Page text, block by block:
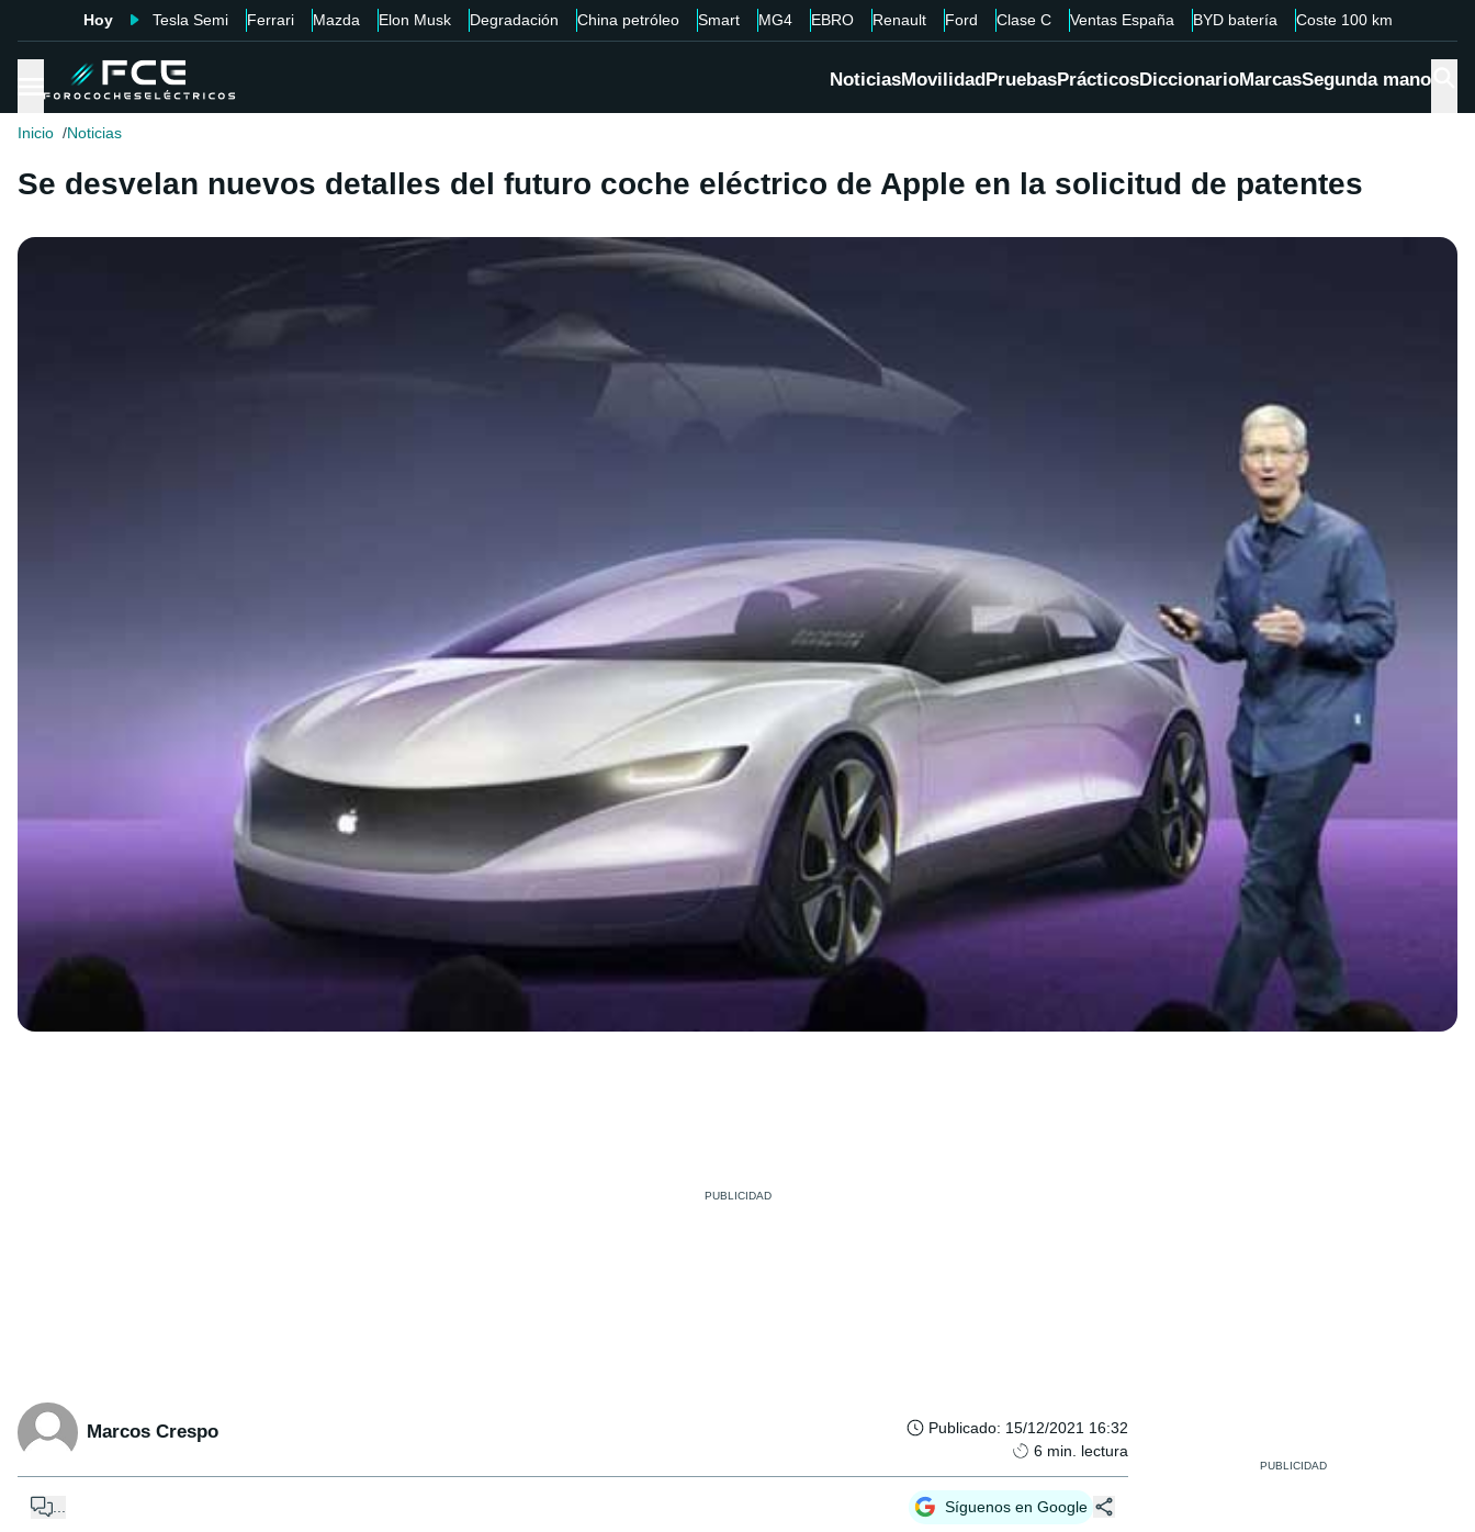
Hoy Tesla Semi Ferrari Mazda Elon Musk Degradación China petróleo Smart MG4 EBRO Renault Ford Clase C Ventas España BYD batería Coste 100 km
NoticiasMovilidadPruebasPrácticosDiccionarioMarcasSegunda mano
Inicio Noticias
Se desvelan nuevos detalles del futuro coche eléctrico de Apple en la solicitud de patentes
Marcos Crespo Publicado: 15/12/2021 16:32
6 min. lectura
Síguenos en Google